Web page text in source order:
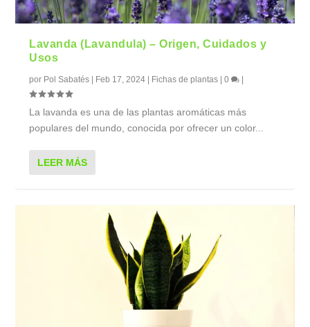
Lavanda (Lavandula) – Origen, Cuidados y
Usos
por Pol Sabatés | Feb 17, 2024 | Fichas de plantas |0 |
La lavanda es una de las plantas aromáticas más
populares del mundo, conocida por ofrecer un color...
LEER MÁS